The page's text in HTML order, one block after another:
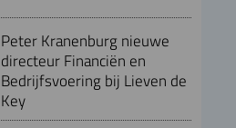
Peter Kranenburg nieuwe
directeur Financiën en
Bedrijfsvoering bij Lieven de
Key